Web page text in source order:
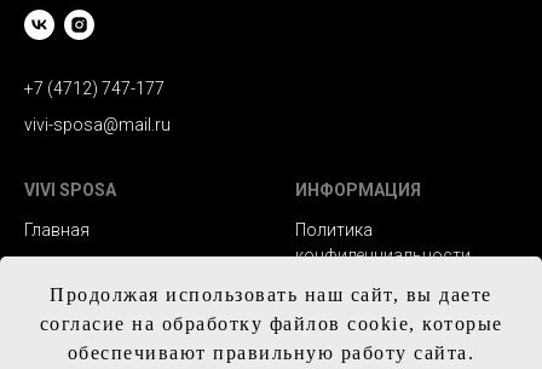
Продолжая использовать наш сайт, вы даете
согласие на обработку файлов cookie, которые
обеспечивают правильную работу сайта.
+7 (4712) 747-177
vivi-sposa@mail.ru
VIVI SPOSA
Главная
Контакты
ИНФОРМАЦИЯ
Политика
конфиденциальности
Заказ и сроки
изготовления
Доставка